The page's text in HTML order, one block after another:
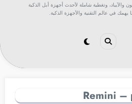
وتغطية شاملة لأحدث أجهزة أبل الذكية
يهمك في عالم التقنية والأجهزة الذكية.
Remini –